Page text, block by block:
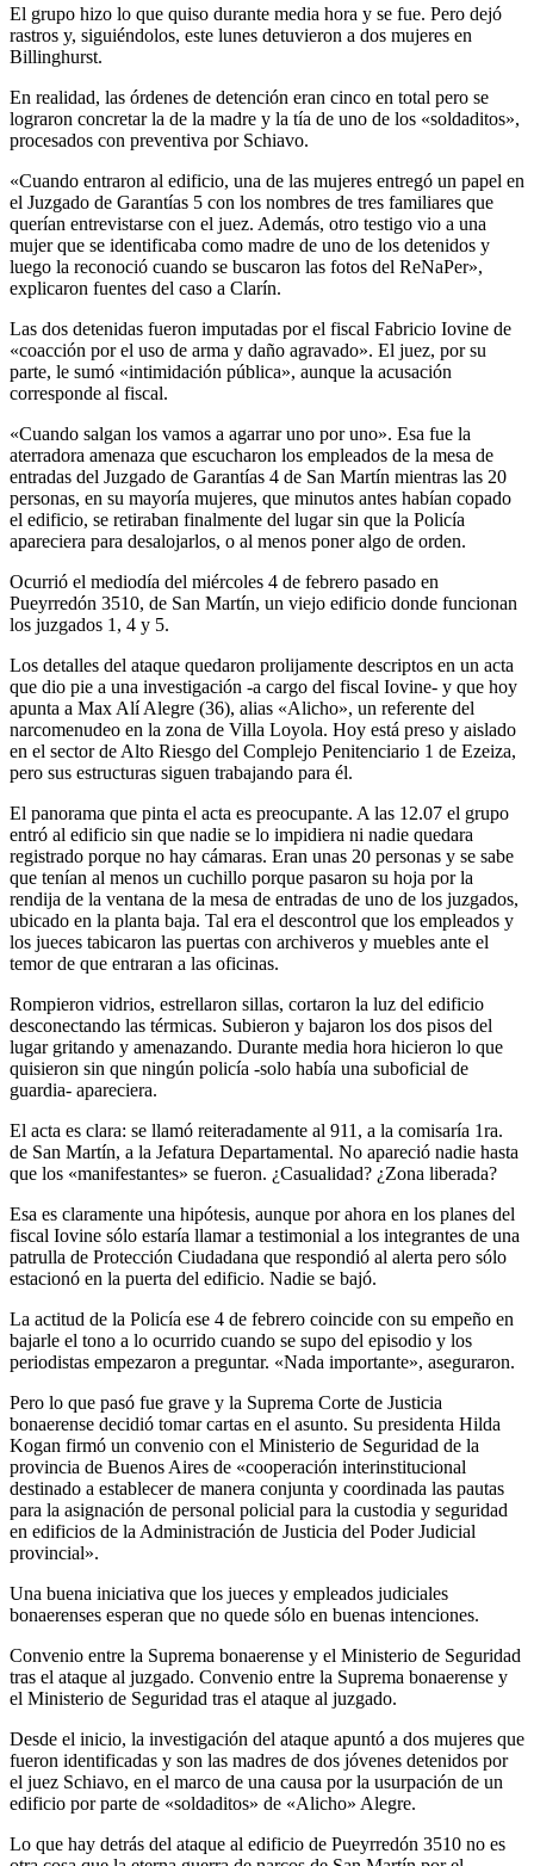
El grupo hizo lo que quiso durante media hora y se fue. Pero dejó
rastros y, siguiéndolos, este lunes detuvieron a dos mujeres en
Billinghurst.
En realidad, las órdenes de detención eran cinco en total pero se
lograron concretar la de la madre y la tía de uno de los «soldaditos»,
procesados con preventiva por Schiavo.
«Cuando entraron al edificio, una de las mujeres entregó un papel en
el Juzgado de Garantías 5 con los nombres de tres familiares que
querían entrevistarse con el juez. Además, otro testigo vio a una
mujer que se identificaba como madre de uno de los detenidos y
luego la reconoció cuando se buscaron las fotos del ReNaPer»,
explicaron fuentes del caso a Clarín.
Las dos detenidas fueron imputadas por el fiscal Fabricio Iovine de
«coacción por el uso de arma y daño agravado». El juez, por su
parte, le sumó «intimidación pública», aunque la acusación
corresponde al fiscal.
«Cuando salgan los vamos a agarrar uno por uno». Esa fue la
aterradora amenaza que escucharon los empleados de la mesa de
entradas del Juzgado de Garantías 4 de San Martín mientras las 20
personas, en su mayoría mujeres, que minutos antes habían copado
el edificio, se retiraban finalmente del lugar sin que la Policía
apareciera para desalojarlos, o al menos poner algo de orden.
Ocurrió el mediodía del miércoles 4 de febrero pasado en
Pueyrredón 3510, de San Martín, un viejo edificio donde funcionan
los juzgados 1, 4 y 5.
Los detalles del ataque quedaron prolijamente descriptos en un acta
que dio pie a una investigación -a cargo del fiscal Iovine- y que hoy
apunta a Max Alí Alegre (36), alias «Alicho», un referente del
narcomenudeo en la zona de Villa Loyola. Hoy está preso y aislado
en el sector de Alto Riesgo del Complejo Penitenciario 1 de Ezeiza,
pero sus estructuras siguen trabajando para él.
El panorama que pinta el acta es preocupante. A las 12.07 el grupo
entró al edificio sin que nadie se lo impidiera ni nadie quedara
registrado porque no hay cámaras. Eran unas 20 personas y se sabe
que tenían al menos un cuchillo porque pasaron su hoja por la
rendija de la ventana de la mesa de entradas de uno de los juzgados,
ubicado en la planta baja. Tal era el descontrol que los empleados y
los jueces tabicaron las puertas con archiveros y muebles ante el
temor de que entraran a las oficinas.
Rompieron vidrios, estrellaron sillas, cortaron la luz del edificio
desconectando las térmicas. Subieron y bajaron los dos pisos del
lugar gritando y amenazando. Durante media hora hicieron lo que
quisieron sin que ningún policía -solo había una suboficial de
guardia- apareciera.
El acta es clara: se llamó reiteradamente al 911, a la comisaría 1ra.
de San Martín, a la Jefatura Departamental. No apareció nadie hasta
que los «manifestantes» se fueron. ¿Casualidad? ¿Zona liberada?
Esa es claramente una hipótesis, aunque por ahora en los planes del
fiscal Iovine sólo estaría llamar a testimonial a los integrantes de una
patrulla de Protección Ciudadana que respondió al alerta pero sólo
estacionó en la puerta del edificio. Nadie se bajó.
La actitud de la Policía ese 4 de febrero coincide con su empeño en
bajarle el tono a lo ocurrido cuando se supo del episodio y los
periodistas empezaron a preguntar. «Nada importante», aseguraron.
Pero lo que pasó fue grave y la Suprema Corte de Justicia
bonaerense decidió tomar cartas en el asunto. Su presidenta Hilda
Kogan firmó un convenio con el Ministerio de Seguridad de la
provincia de Buenos Aires de «cooperación interinstitucional
destinado a establecer de manera conjunta y coordinada las pautas
para la asignación de personal policial para la custodia y seguridad
en edificios de la Administración de Justicia del Poder Judicial
provincial».
Una buena iniciativa que los jueces y empleados judiciales
bonaerenses esperan que no quede sólo en buenas intenciones.
Convenio entre la Suprema bonaerense y el Ministerio de Seguridad
tras el ataque al juzgado. Convenio entre la Suprema bonaerense y
el Ministerio de Seguridad tras el ataque al juzgado.
Desde el inicio, la investigación del ataque apuntó a dos mujeres que
fueron identificadas y son las madres de dos jóvenes detenidos por
el juez Schiavo, en el marco de una causa por la usurpación de un
edificio por parte de «soldaditos» de «Alicho» Alegre.
Lo que hay detrás del ataque al edificio de Pueyrredón 3510 no es